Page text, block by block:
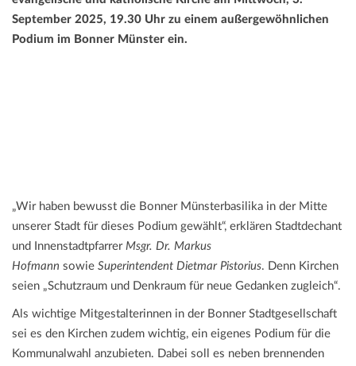
September 2025, 19.30 Uhr zu einem außergewöhnlichen
Podium im Bonner Münster ein.
„Wir haben bewusst die Bonner Münsterbasilika in der Mitte
unserer Stadt für dieses Podium gewählt“, erklären Stadtdechant
und Innenstadtpfarrer Msgr. Dr. Markus
Hofmann sowie Superintendent Dietmar Pistorius. Denn Kirchen
seien „Schutzraum und Denkraum für neue Gedanken zugleich“.
Als wichtige Mitgestalterinnen in der Bonner Stadtgesellschaft
sei es den Kirchen zudem wichtig, ein eigenes Podium für die
Kommunalwahl anzubieten. Dabei soll es neben brennenden